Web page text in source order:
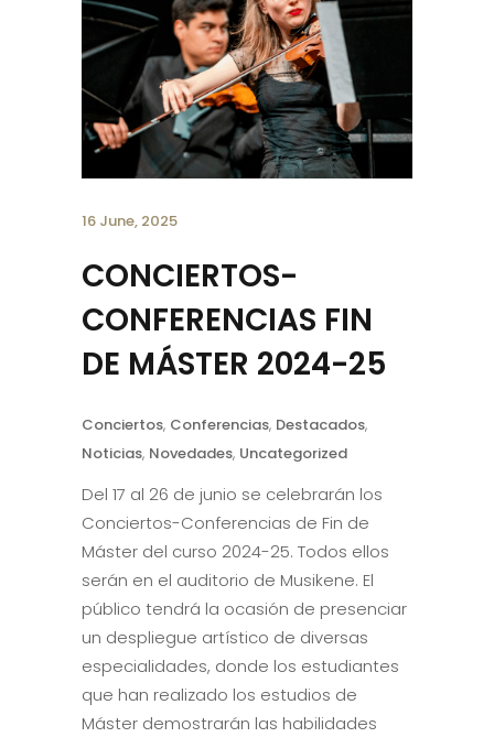
16 June, 2025
CONCIERTOS-
CONFERENCIAS FIN
DE MÁSTER 2024-25
Conciertos, Conferencias, Destacados,
Noticias, Novedades, Uncategorized
Del 17 al 26 de junio se celebrarán los
Conciertos-Conferencias de Fin de
Máster del curso 2024-25. Todos ellos
serán en el auditorio de Musikene. El
público tendrá la ocasión de presenciar
un despliegue artístico de diversas
especialidades, donde los estudiantes
que han realizado los estudios de
Máster demostrarán las habilidades